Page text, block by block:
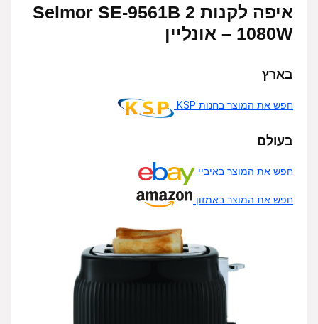
איפה לקנות 2 Selmor SE-9561B
1080W – אונליין
בארץ
חפש את המוצר בחנות KSP
בעולם
חפש את המוצר באיביי
חפש את המוצר באמזון